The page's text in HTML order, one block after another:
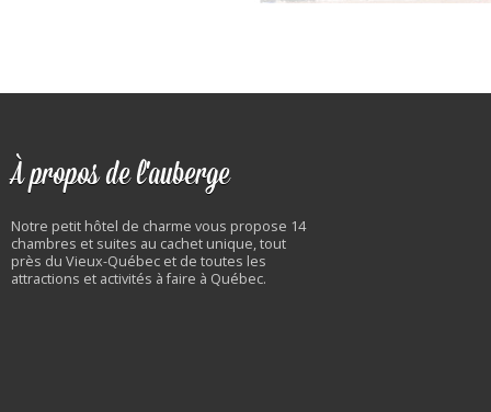
À propos de l'auberge
Notre petit hôtel de charme vous propose 14
chambres et suites au cachet unique, tout
près du Vieux-Québec et de toutes les
attractions et activités à faire à Québec.